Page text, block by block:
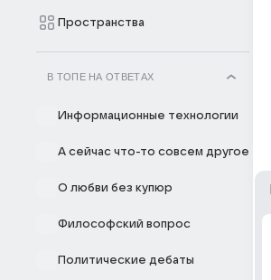
Пространства
В ТОПЕ НА ОТВЕТАХ
Информационные технологии
А сейчас что-то совсем другое
О любви без купюр
Философский вопрос
Политические дебаты